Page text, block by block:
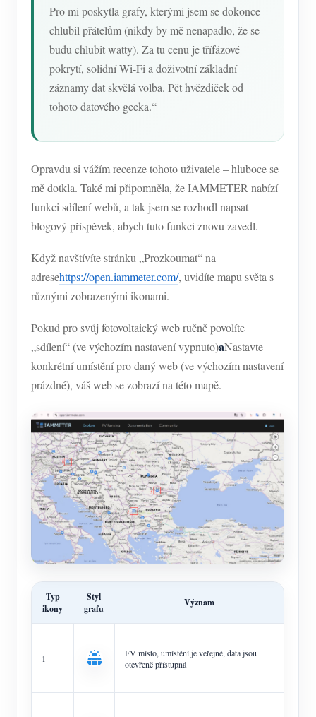
Pro mi poskytla grafy, kterými jsem se dokonce
chlubil přátelům (nikdy by mě nenapadlo, že se
budu chlubit watty). Za tu cenu je třífázové
pokrytí, solidní Wi-Fi a doživotní základní
záznamy dat skvělá volba. Pět hvězdiček od
tohoto datového geeka.“
Opravdu si vážím recenze tohoto uživatele – hluboce se
mě dotkla. Také mi připomněla, že IAMMETER nabízí
funkci sdílení webů, a tak jsem se rozhodl napsat
blogový příspěvek, abych tuto funkci znovu zavedl.
Když navštívíte stránku „Prozkoumat“ na
adresehttps://open.iammeter.com/, uvidíte mapu světa s
různými zobrazenými ikonami.
Pokud pro svůj fotovoltaický web ručně povolíte
„sdílení“ (ve výchozím nastavení vypnuto)aNastavte
konkrétní umístění pro daný web (ve výchozím nastavení
prázdné), váš web se zobrazí na této mapě.
Typ
ikony
Styl
grafu
Význam
1
FV místo, umístění je veřejné, data jsou
otevřeně přístupná